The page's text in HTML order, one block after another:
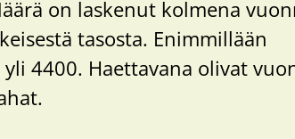
on laskenut kolmena
tasosta. Enimmillään
4400. Haettavana olivat